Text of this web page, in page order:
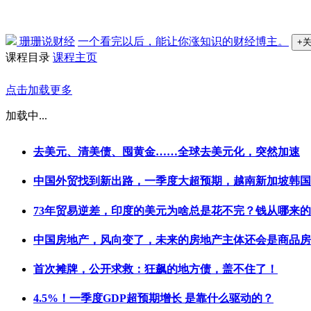
珊珊说财经 一个看完以后，能让你涨知识的财经博主。 +
课程目录 课程主页
点击加载更多
加载中...
去美元、清美债、囤黄金……全球去美元化，突然加速
中国外贸找到新出路，一季度大超预期，越南新加坡韩国
73年贸易逆差，印度的美元为啥总是花不完？钱从哪来
中国房地产，风向变了，未来的房地产主体还会是商品
首次摊牌，公开求救：狂飙的地方债，盖不住了！
4.5%！一季度GDP超预期增长 是靠什么驱动的？